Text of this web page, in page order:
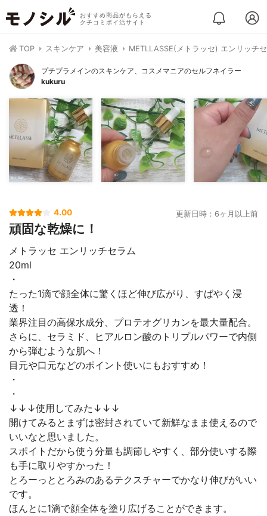
おすすめ商品がもらえる
クチコミポイ活サイト
TOP スキンケア 美容液 METLLASSE(メトラッセ) エンリッチ
プチプラメインのスキンケア、コスメマニアのセルフネイラー
kukuru
4.00 更新日時：6ヶ月以上前
頑固な乾燥に！
メトラッセ エンリッチセラム
20ml
・
たった1滴で顔全体に驚くほど伸び広がり、すばやく浸
透！
業界注目の高保水成分、プロテオグリカンを最大量配合。
さらに、セラミド、ヒアルロン酸のトリプルパワーで内側
から弾むような肌へ！
目元や口元などのポイント使いにもおすすめ！
・
・
↓↓↓使用してみた↓↓↓
開けてみるとまずは密封されていて新鮮なまま使えるので
いいなと思いました。
スポイトだから使う分量も調節しやすく、部分使いする際
も手に取りやすかった！
とろーっととろみのあるテクスチャーでかなり伸びがいい
です。
ほんとに1滴で顔全体を塗り広げることができます。